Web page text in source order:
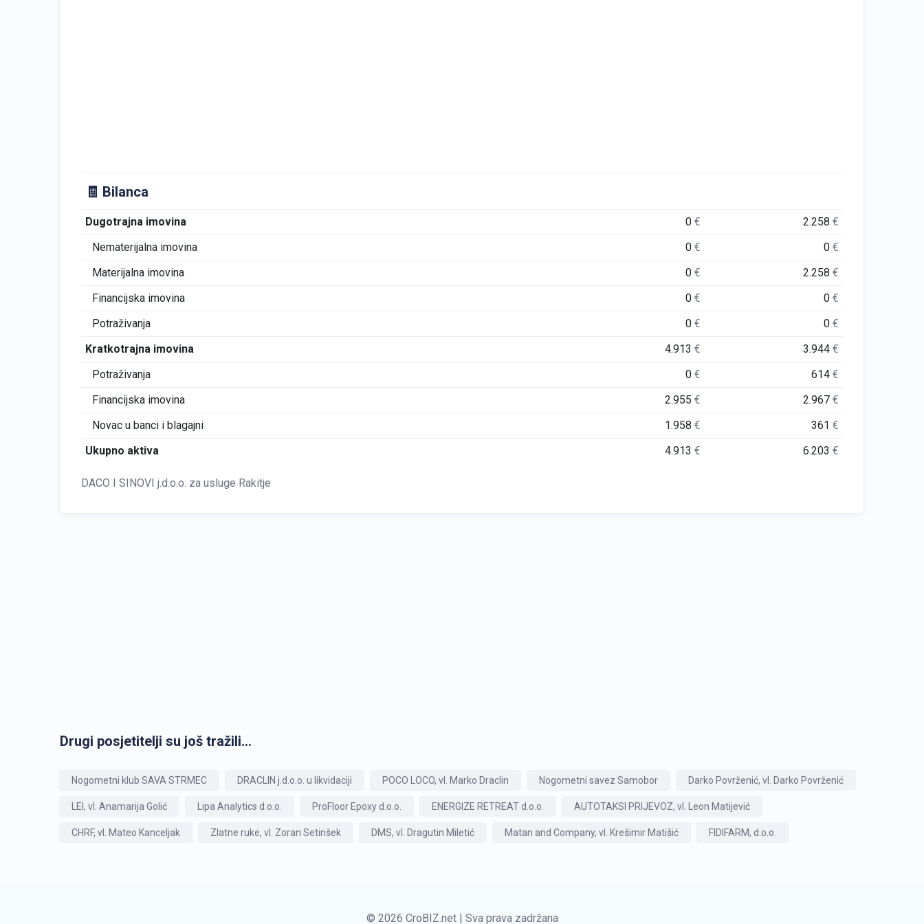
🧾 Bilanca
Dugotrajna imovina 0€ 2.258€
Nematerijalna imovina
0€ 0€
Materijalna imovina
0€ 2.258€
Financijska imovina
0€ 0€
Potraživanja
0€ 0€
Kratkotrajna imovina
4.913€ 3.944€
Potraživanja
0€ 614€
Financijska imovina
2.955€ 2.967€
Novac u banci i blagajni
1.958€ 361€
Ukupno aktiva
4.913€ 6.203€
DACO I SINOVI j.d.o.o. za usluge Rakitje
Drugi posjetitelji su još tražili...
Nogometni klub SAVA STRMEC DRACLIN j.d.o.o. u likvidaciji POCO LOCO, vl. Marko Draclin Nogometni savez Samobor Darko Povrženić, vl. Darko Povrženić
LEI, vl. Anamarija Golić Lipa Analytics d.o.o. ProFloor Epoxy d.o.o. ENERGIZE RETREAT d.o.o. AUTOTAKSI PRIJEVOZ, vl. Leon Matijević
CHRF, vl. Mateo Kanceljak Zlatne ruke, vl. Zoran Setinšek DMS, vl. Dragutin Miletić Matan and Company, vl. Krešimir Matišić FIDIFARM, d.o.o.
© 2026 CroBIZ.net | Sva prava zadržana